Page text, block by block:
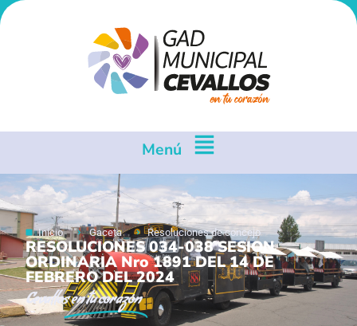
Menú
Inicio Gaceta Resoluciones de concejo
RESOLUCIONES 034-038 SESION
ORDINARIA Nro 1891 DEL 14 DE
FEBRERO DEL 2024
Cevallosen tu corazón